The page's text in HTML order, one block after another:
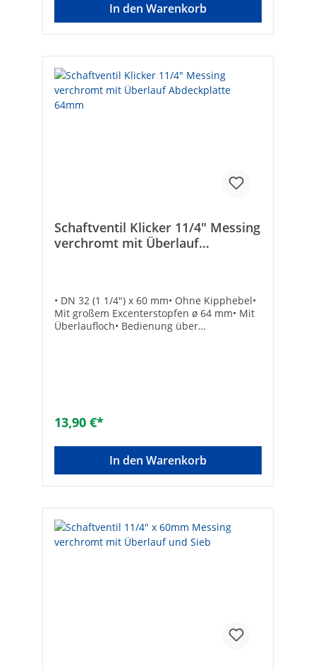
In den Warenkorb
Schaftventil Klicker 11/4" Messing
verchromt mit Überlauf
• DN 32 (1 1/4") x 60 mm• Ohne Kipphebel•
Mit großem Excenterstopfen ø 64 mm• Mit
Überlaufloch• Bedienung über
13,90 €*
In den Warenkorb